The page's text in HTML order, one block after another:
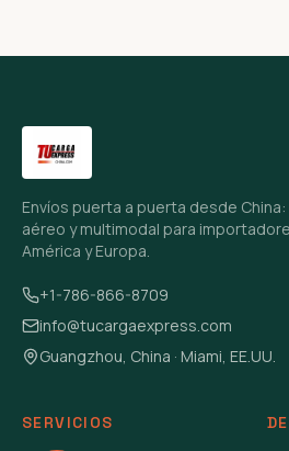
Envíos puerta a puerta desde China:
aéreo y multimodal para
América y Europa.
+1-786-866-8709
info@tucargaexpress.com
Guangzhou, China · Miami, EE.UU.
SERVICIOS